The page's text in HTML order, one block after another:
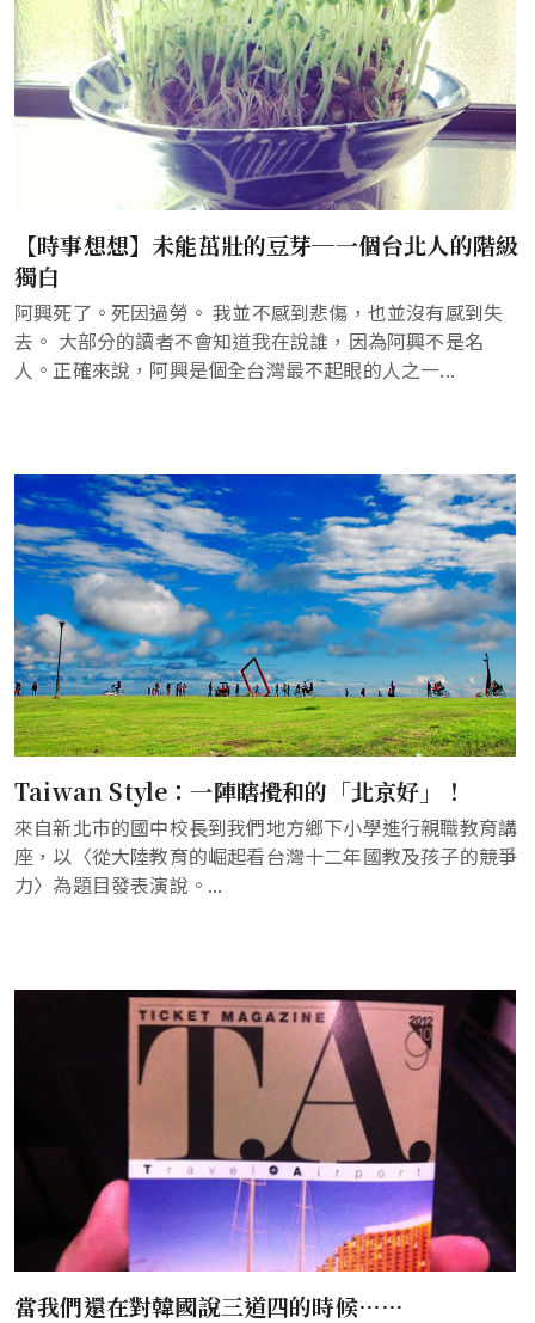
【時事想想】未能茁壯的豆芽─一個台北人的階級
獨白
阿興死了。死因過勞。 我並不感到悲傷，也並沒有感到失
去。 大部分的讀者不會知道我在說誰，因為阿興不是名
人。正確來說，阿興是個全台灣最不起眼的人之一...
Taiwan Style：一陣瞎攪和的「北京好」！
來自新北市的國中校長到我們地方鄉下小學進行親職教育講
座，以〈從大陸教育的崛起看台灣十二年國教及孩子的競爭
力〉為題目發表演說。...
當我們還在對韓國說三道四的時候……